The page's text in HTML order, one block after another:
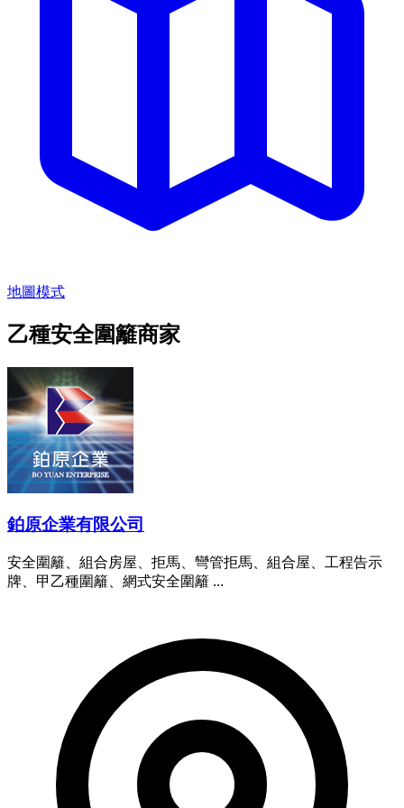
地圖模式
乙種安全圍籬商家
鉑原企業有限公司
安全圍籬、組合房屋、拒馬、彎管拒馬、組合屋、工程告示
牌、甲乙種圍籬、網式安全圍籬 ...